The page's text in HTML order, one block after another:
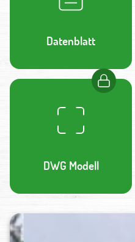
Datenblatt
DWG Modell